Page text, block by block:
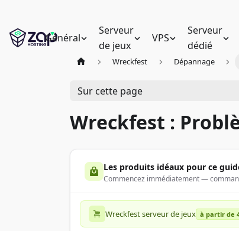
Général
Serveur
de jeux
VPS
Serveur
dédié
Wreckfest Dépannage
Sur cette page
Wreckfest :
Les produits idéaux pour ce
Commencez immédiatement —
Wreckfest serveur de jeux à partir de